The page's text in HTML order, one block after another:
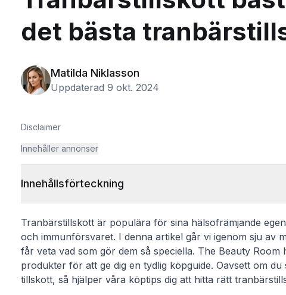
det bästa
Matilda Niklasson
Uppdaterad 9 okt. 2024
Disclaimer
Innehåller annonser
Innehållsförteckning
Tranbärstillskott är populära för sina hälsofrämjande
och immunförsvaret. I denna artikel går vi igenom sju av
får veta vad som gör dem så speciella. The Beauty
produkter för att ge dig en tydlig köpguide. Oavsett om
tillskott, så hjälper våra köptips dig att hitta rätt